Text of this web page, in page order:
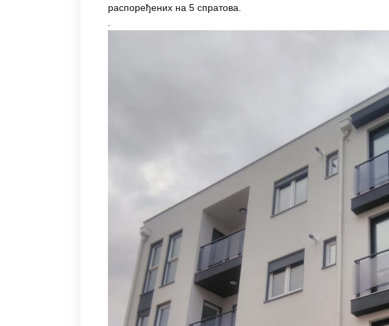
распоређених на 5 спратова.
.